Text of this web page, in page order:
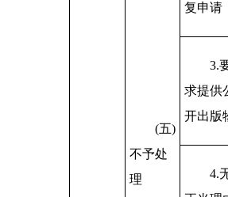
(五)
不予处
理
复申请
3.
求提供
开出版
4.